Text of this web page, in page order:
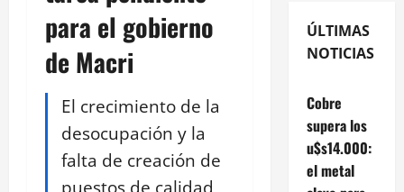
para el gobierno
de Macri
El crecimiento de la
desocupación y la
falta de creación de
puestos de calidad
ÚLTIMAS
NOTICIAS
Cobre
supera los
u$s14.000:
el metal